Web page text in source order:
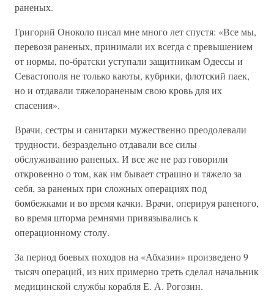
раненых.
Григорий Оноколо писал мне много лет спустя: «Все мы,
перевозя раненых, принимали их всегда с превышением
от нормы, по-братски уступали защитникам Одессы и
Севастополя не только каюты, кубрики, флотский паек,
но и отдавали тяжелораненым свою кровь для их
спасения».
Врачи, сестры и санитарки мужественно преодолевали
трудности, безраздельно отдавали все силы
обслуживанию раненых. И все же не раз говорили
откровенно о том, как им бывает страшно и тяжело за
себя, за раненых при сложных операциях под
бомбежками и во время качки. Врачи, оперируя раненого,
во время шторма ремнями привязывались к
операционному столу.
За период боевых походов на «Абхазии» произведено 9
тысяч операций, из них примерно треть сделал начальник
медицинской службы корабля Е. А. Рогозин.